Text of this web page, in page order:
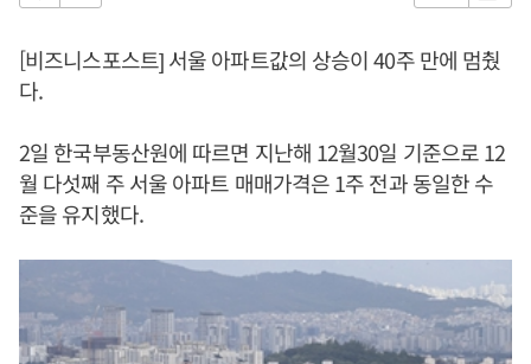
[비즈니스포스트] 서울 아파트값의 상승이 40주 만에 멈췄
다.
2일 한국부동산원에 따르면 지난해 12월30일 기준으로 12
월 다섯째 주 서울 아파트 매매가격은 1주 전과 동일한 수
준을 유지했다.